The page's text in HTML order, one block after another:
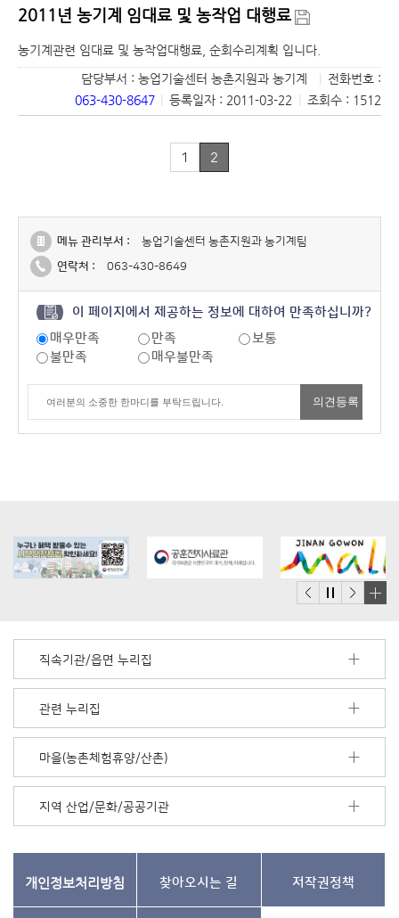
2011년 농기계 임대료 및 농작업 대행료
농기계관련 임대료 및 농작업대행료, 순회수리계획 입니다.
담당부서 : 농업기술센터 농촌지원과 농기계
전화번호 :
063-430-8647
등록일자 : 2011-03-22 조회수 : 1512
1 2
메뉴 관리부서 :
농업기술센터 농촌지원과 농기계팀
연락처 :
063-430-8649
이 페이지에서 제공하는 정보에 대하여 만족하십니까?
매우만족
만족
보통
불만족
매우불만족
더
기
직속기관/읍면 누리집
관련 누리집
마을(농촌체험휴양/산촌)
지역 산업/문화/공공기관
개인정보처리방침 찾아오시는 길 저작권정책